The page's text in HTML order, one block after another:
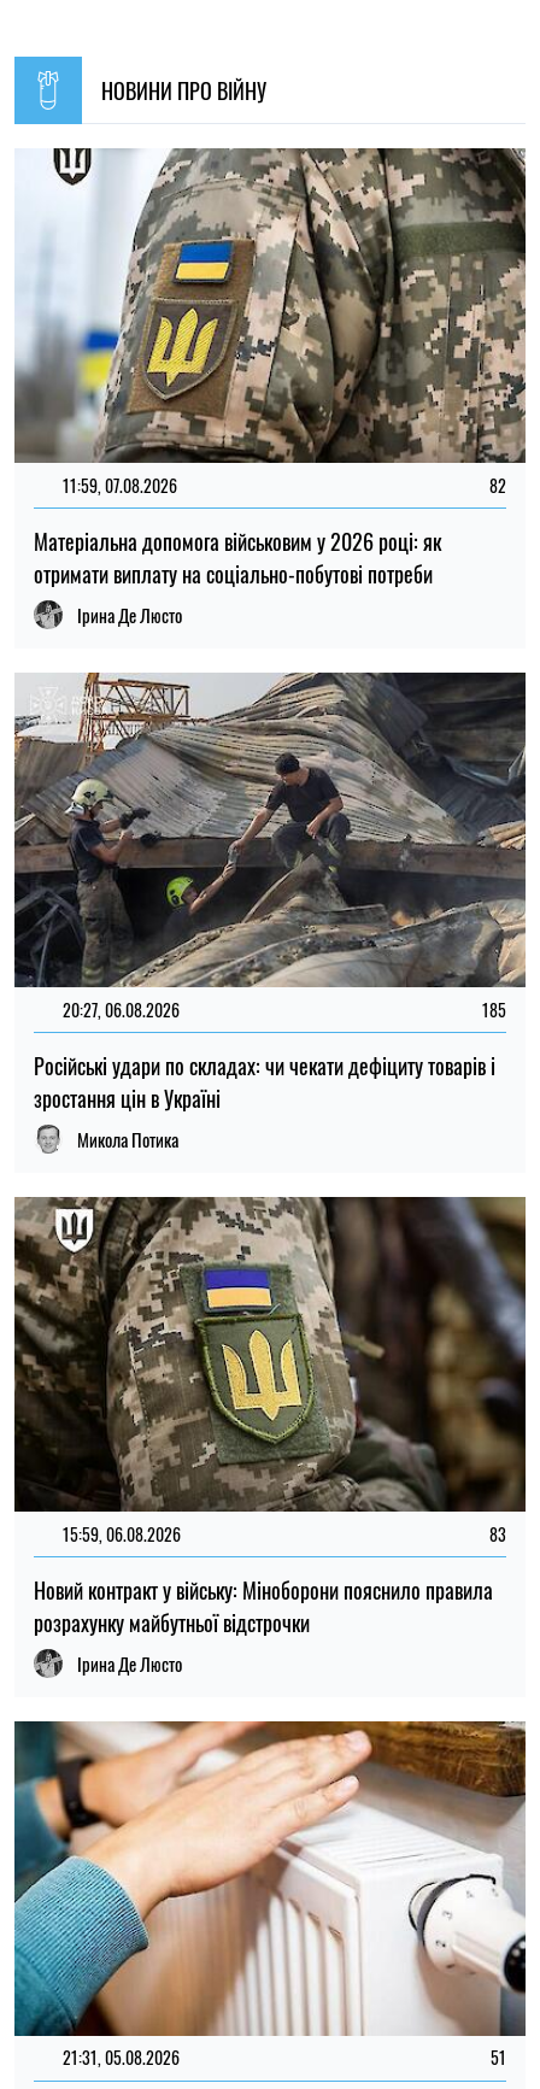
14:59, 05.08.2026 5392
В Україні готують пенсійну реформу: що зміниться у
виплатах, накопиченнях та спеціальних пенсіях
Ірина Де Люсто
12:37, 31.07.2026 4425
Федоров розповів про конфлікт навколо реформ армії,
ставлення до протестів та майбутнє війни — інтерв’ю NYT
Ірина Де Люсто
ТОП
19:30, 27.07.2026 3785
Чоловіків після 60 років можуть взяти до ЗСУ: хто може
потрапити до війська
Микола Потика